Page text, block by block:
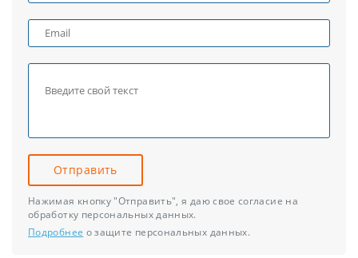
Отправить
Нажимая кнопку "Отправить", я даю свое согласие на
обработку персональных данных.
Подробнее о защите персональных данных.